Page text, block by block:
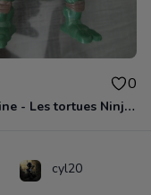
0
Figurine - Les tortues Ninja - Raphael
cyl20